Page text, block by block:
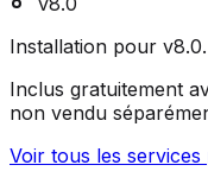
Installation pour v8.0.
Inclus gratuitement
non vendu
Voir tous les